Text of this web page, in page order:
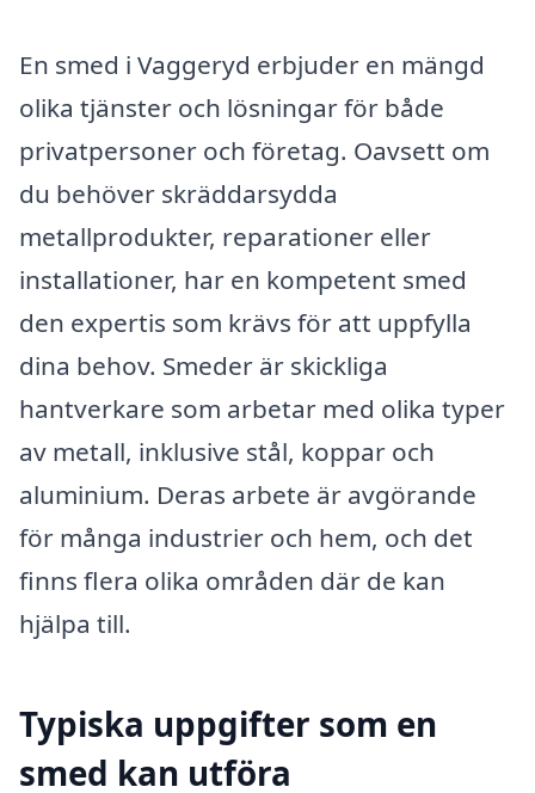
En smed i Vaggeryd erbjuder en mängd
olika tjänster och lösningar för både
privatpersoner och företag. Oavsett om
du behöver skräddarsydda
metallprodukter, reparationer eller
installationer, har en kompetent smed
den expertis som krävs för att uppfylla
dina behov. Smeder är skickliga
hantverkare som arbetar med olika typer
av metall, inklusive stål, koppar och
aluminium. Deras arbete är avgörande
för många industrier och hem, och det
finns flera olika områden där de kan
hjälpa till.
Typiska uppgifter som en
smed kan utföra